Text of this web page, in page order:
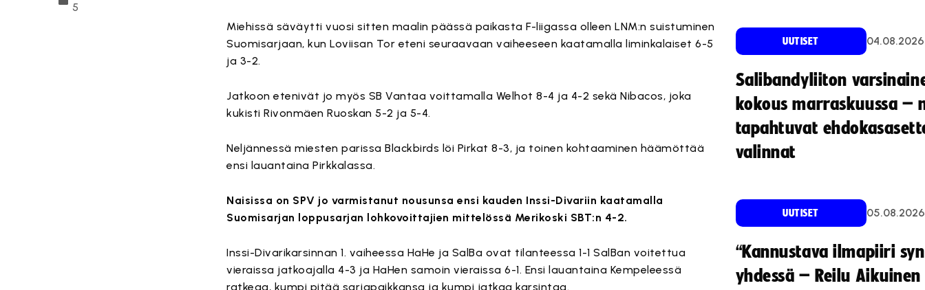
5
Miehissä säväytti vuosi sitten maalin päässä paikasta F-liigassa olleen LNM:n suistuminen
Suomisarjaan, kun Loviisan Tor eteni seuraavaan vaiheeseen kaatamalla liminkalaiset 6-5
ja 3-2.
Jatkoon etenivät jo myös SB Vantaa voittamalla Welhot 8-4 ja 4-2 sekä Nibacos, joka
kukisti Rivonmäen Ruoskan 5-2 ja 5-4.
Neljännessä miesten parissa Blackbirds löi Pirkat 8-3, ja toinen kohtaaminen häämöttää
ensi lauantaina Pirkkalassa.
Naisissa on SPV jo varmistanut nousunsa ensi kauden Inssi-Divariin kaatamalla
Suomisarjan loppusarjan lohkovoittajien mittelössä Merikoski SBT:n 4-2.
Inssi-Divarikarsinnan 1. vaiheessa HaHe ja SalBa ovat tilanteessa 1-1 SalBan voitettua
vieraissa jatkoajalla 4-3 ja HaHen samoin vieraissa 6-1. Ensi lauantaina Kempeleessä
ratkeaa, kumpi pitää sarjapaikkansa ja kumpi jatkaa karsintaa.
UUTISET 04.08.2026
Salibandyliiton
kokous marraskuussa –
tapahtuvat
valinnat
UUTISET 05.08.2026
“Kannustava ilmapiiri
yhdessä – Reilu